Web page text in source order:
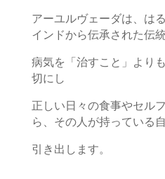
アーユルヴェーダは、は
インドから伝承された伝
病気を「治すこと」より
切にし
正しい日々の食事やセル
ら、その人が持っている
引き出します。